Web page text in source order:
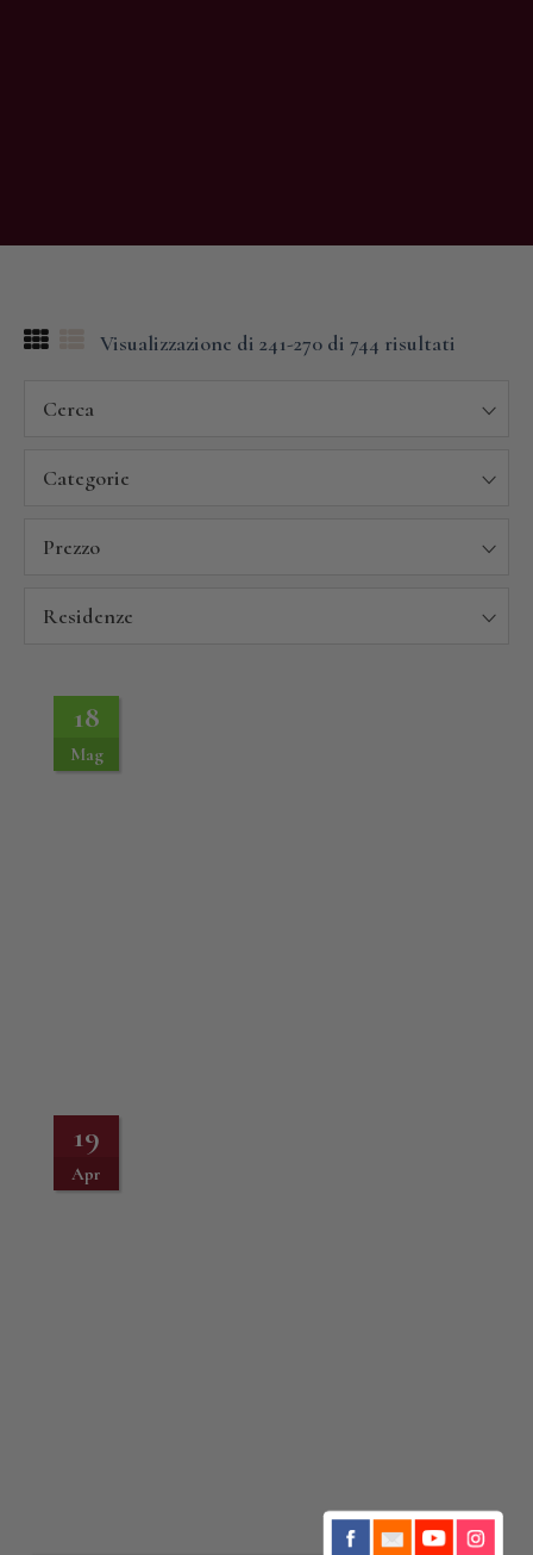
Visualizzazione di 241-270 di 744 risultati
Cerca
Categorie
Prezzo
Residenze
18
Mag
19
Apr